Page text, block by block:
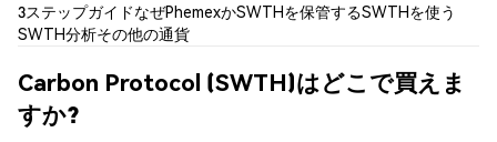
3ステップガイドなぜPhemexかSWTHを保管するSWTHを使う
SWTH分析その他の通貨
Carbon Protocol (SWTH)はどこで買えま
すか?